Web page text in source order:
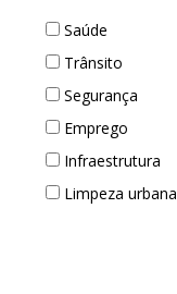
Saúde
Trânsito
Segurança
Emprego
Infraestrutura
Limpeza urbana